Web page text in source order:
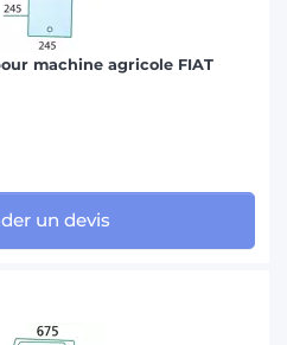
machine agricole FIAT
un devis